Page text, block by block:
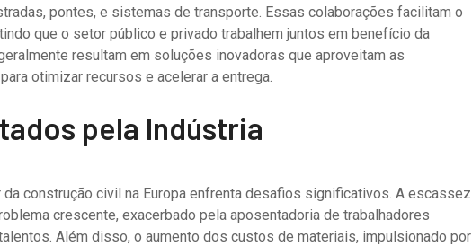
pontes, e sistemas de transporte. Essas colaborações facilitam o
que o setor público e privado trabalhem juntos em benefício da
resultam em soluções inovadoras que aproveitam as
otimizar recursos e acelerar a entrega.
pela Indústria
construção civil na Europa enfrenta desafios significativos. A escassez
crescente, exacerbado pela aposentadoria de trabalhadores
Além disso, o aumento dos custos de materiais, impulsionado por